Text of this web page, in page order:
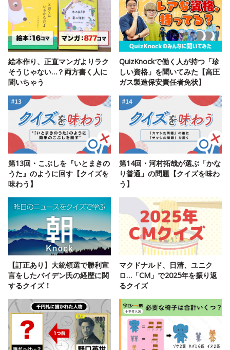
絵本作り、正直マンガよりラク
そうじゃない…？両方書く人に
聞いちゃう
QuizKnockで働く人が持つ「珍
しい資格」を聞いてみた【高圧
ガス製造保安責任者免状】
第13回・こぶしを『いとまきの
うた』のように回す【クイズを
味わう】
第14回・河村拓哉が選ぶ「かな
り普通」の問題【クイズを味わ
う】
【訂正あり】大統領選で勝利宣
言をしたバイデン氏の経歴に関
するクイズ！
マクドナルド、日清、ユニク
ロ…「CM」で2025年を振り返
るクイズ